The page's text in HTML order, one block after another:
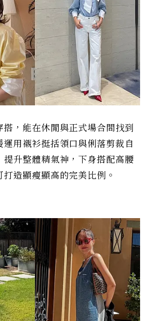
，能在休閒與正式場合間找到
運用襯衫挺括領口與俐落剪裁自
提升整體精氣神，下身搭配高腰
造顯瘦顯高的完美比例。